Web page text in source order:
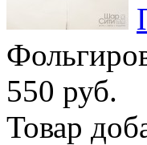
550 руб.
Товар